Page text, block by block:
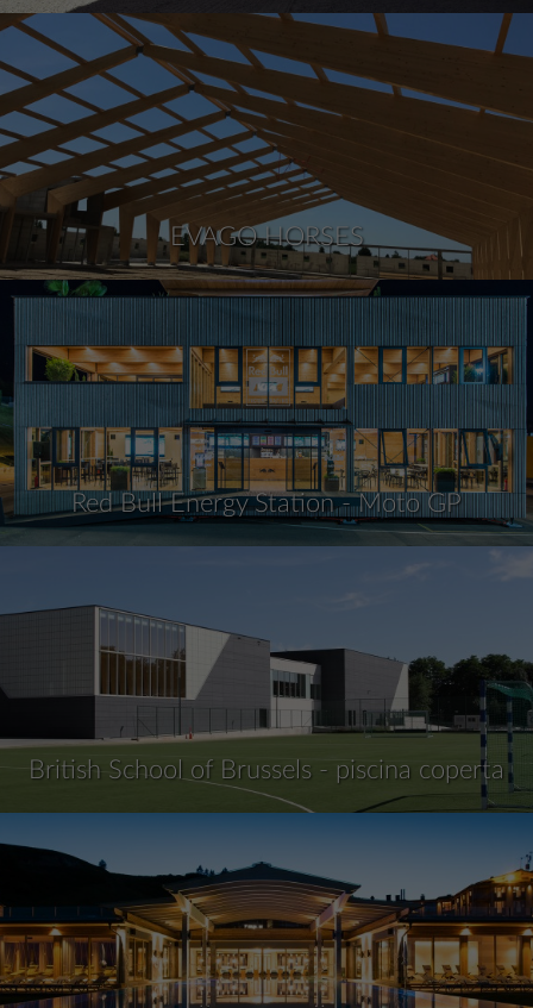
EVAGO HORSES
Red Bull Energy Station - Moto GP
British School of Brussels - piscina coperta